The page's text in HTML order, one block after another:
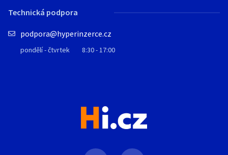
Technická podpora
podpora@hyperinzerce.cz
pondělí - čtvrtek 8:30 - 17:00